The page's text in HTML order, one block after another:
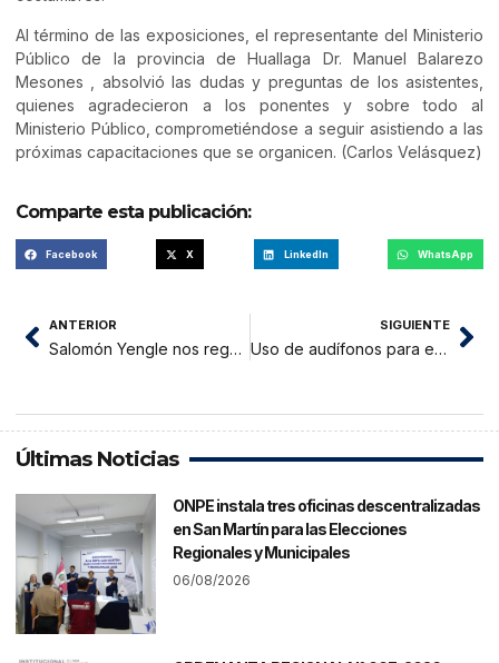
Al término de las exposiciones, el representante del Ministerio
Público de la provincia de Huallaga Dr. Manuel Balarezo
Mesones , absolvió las dudas y preguntas de los asistentes,
quienes agradecieron a los ponentes y sobre todo al
Ministerio Público, comprometiéndose a seguir asistiendo a las
próximas capacitaciones que se organicen. (Carlos Velásquez)
Comparte esta publicación:
Facebook X LinkedIn WhatsApp
ANTERIOR
Salomón Yengle nos regala “Memorias del Fútbol de Tarapoto”
SIGUIENTE
Uso de audífonos para escuchar música puede causar sordera
Últimas Noticias
ONPE instala tres oficinas descentralizadas
en San Martín para las Elecciones
Regionales y Municipales
06/08/2026